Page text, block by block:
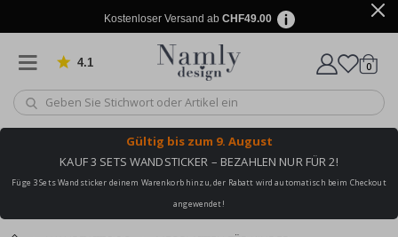
Kostenloser Versand ab CHF49.00
4.1 von 1029 Bewertungen
Wagen
0
Gültig bis zum 9. August
KAUF 3 SETS WANDSTICKER – BEZAHLEN NUR FÜR 2!
Füge 3 Sets Wandsticker deinem Warenkorb hinzu, der Rabatt wird automatisch beim Checkout
angewendet!